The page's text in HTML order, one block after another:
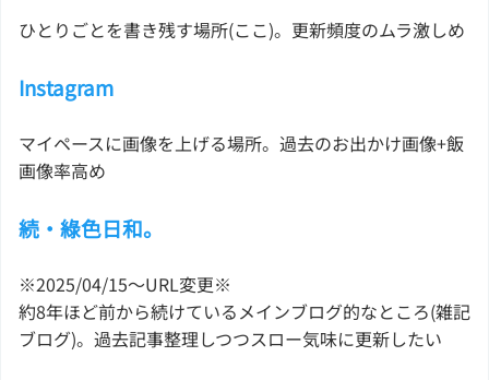
ひとりごとを書き残す場所(ここ)。更新頻度のムラ激しめ
Instagram
マイペースに画像を上げる場所。過去のお出かけ画像+飯
画像率高め
続・綠色日和。
※2025/04/15〜URL変更※
約8年ほど前から続けているメインブログ的なところ(雑記
ブログ)。過去記事整理しつつスロー気味に更新したい